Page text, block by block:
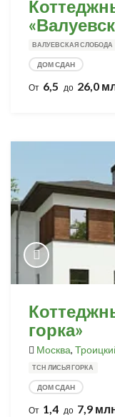
ВАЛУЕВСКАЯ СЛОБОДА
ДОМ СДАН
От 6,5 до 26,0
горка»
Москва,
ТСН ЛИСЬЯ ГОРКА
ДОМ СДАН
От 1,4 до 7,9